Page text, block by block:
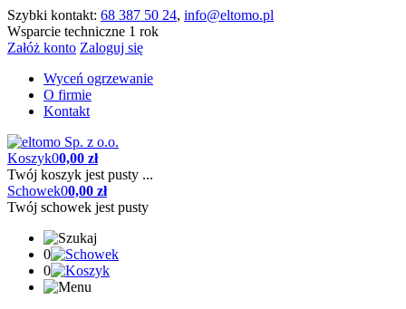
Szybki kontakt: 68 387 50 24, info@eltomo.pl
Wsparcie techniczne 1 rok
Załóż konto Zaloguj się
Wyceń ogrzewanie
O firmie
Kontakt
Koszyk00,00 zł
Twój koszyk jest pusty ...
Schowek00,00 zł
Twój schowek jest pusty
0
0